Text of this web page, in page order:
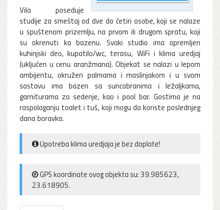
Vila poseduje
studije za smeštaj od dve do četiri osobe, koji se nalaze
u spuštenom prizemlju, na prvom ili drugom spratu, koji
su okrenuti ka bazenu. Svaki studio ima opremljen
kuhinjski deo, kupatilo/wc, terasu, WiFi i klima uredjaj
(uključen u cenu aranžmana). Objekat se nalazi u lepom
ambijentu, okružen palmama i maslinjakom i u svom
sastavu ima bazen sa suncobranima i ležaljkama,
garniturama za sedenje, kao i pool bar. Gostima je na
raspolaganju toalet i tuš, koji mogu da koriste poslednjeg
dana boravka.
Upotreba klima uredjaja je bez doplate!
GPS koordinate ovog objekta su: 39.985623,
23.618905.